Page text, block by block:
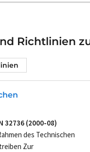
Richtlinien
32736 (2000-08)
des Technischen
Zur